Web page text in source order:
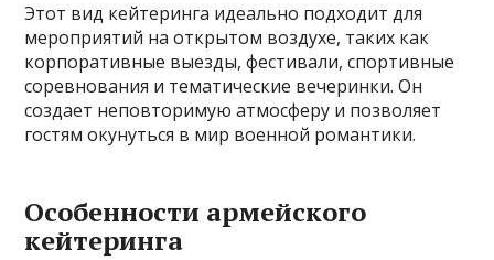
Этот вид кейтеринга идеально подходит для
мероприятий на открытом воздухе, таких как
корпоративные выезды, фестивали, спортивные
соревнования и тематические вечеринки. Он
создает неповторимую атмосферу и позволяет
гостям окунуться в мир военной романтики.
Особенности армейского
кейтеринга